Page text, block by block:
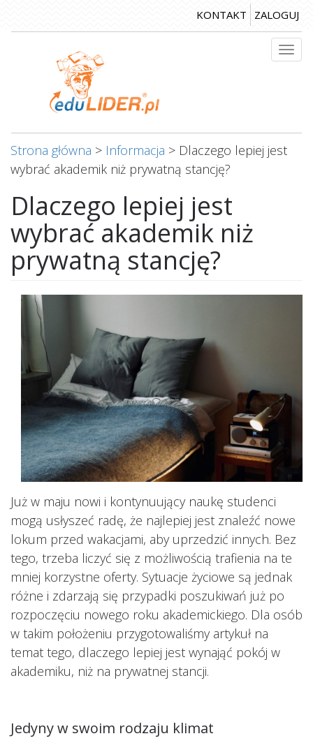
do
KONTAKT ZALOGUJ
Strona główna > Informacja > Dlaczego lepiej jest
wybrać akademik niż prywatną stancję?
Dlaczego lepiej jest
wybrać akademik niż
prywatną stancję?
Już w maju nowi i kontynuujący naukę studenci
mogą usłyszeć radę, że najlepiej jest znaleźć nowe
lokum przed wakacjami, aby uprzedzić innych. Bez
tego, trzeba liczyć się z możliwością trafienia na te
mniej korzystne oferty. Sytuacje życiowe są jednak
różne i zdarzają się przypadki poszukiwań już po
rozpoczęciu nowego roku akademickiego. Dla osób
w takim położeniu przygotowaliśmy artykuł na
temat tego, dlaczego lepiej jest wynająć pokój w
akademiku, niż na prywatnej stancji.
Jedyny w swoim rodzaju klimat